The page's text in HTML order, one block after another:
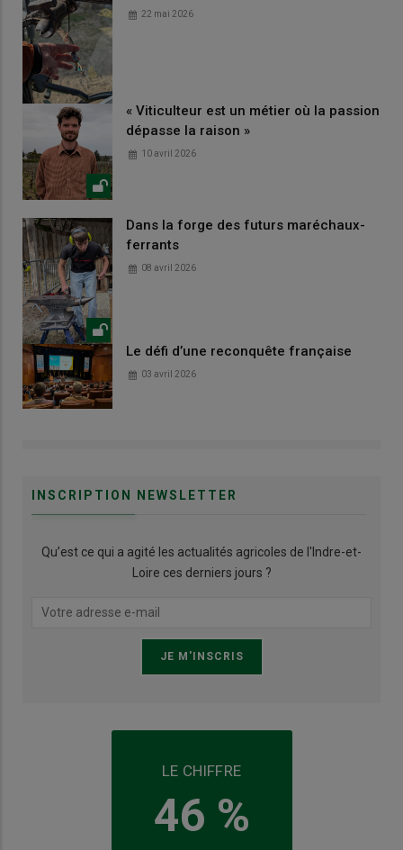
22 mai 2026
« Viticulteur est un métier où la passion
dépasse la raison »
10 avril 2026
Dans la forge des futurs maréchaux-
ferrants
08 avril 2026
Le défi d’une reconquête française
03 avril 2026
INSCRIPTION NEWSLETTER
Qu’est ce qui a agité les actualités agricoles de l'Indre-et-
Loire ces derniers jours ?
LE CHIFFRE
46 %